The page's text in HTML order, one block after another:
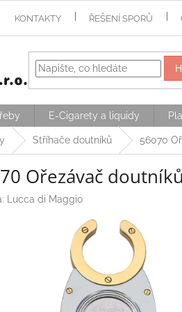
KONTAKTY ŘEŠENÍ SPORŮ
E-Cigarety a liquidy
Stříhače doutníků 56070
Ořezávač doutníků
Lucca di Maggio